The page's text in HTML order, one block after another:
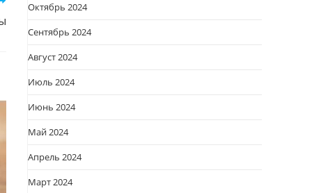
Октябрь 2024
Сентябрь 2024
Август 2024
Июль 2024
Июнь 2024
Май 2024
Апрель 2024
Март 2024